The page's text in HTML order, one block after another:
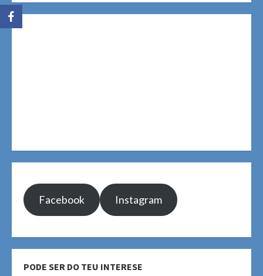
Facebook Instagram
PODE SER DO TEU INTERESE